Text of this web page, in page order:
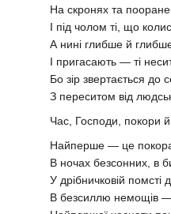
На скронях та
І під чолом ті, що
А нині глибше й
І пригасають — ті
Бо зір звертається до
З переситом від
Час, Господи, покори
Найперше — це
В ночах безсонних, в
У дрібничковій помсті
В безсиллю немощів